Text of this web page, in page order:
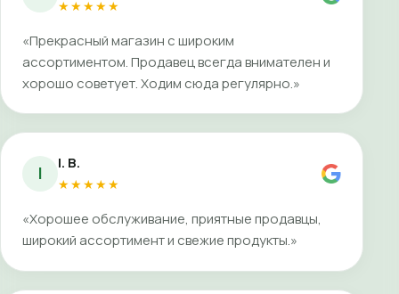
★★★★★
«Прекрасный магазин с широким
ассортиментом. Продавец всегда внимателен и
хорошо советует. Ходим сюда регулярно.»
I I. B.
★★★★★
«Хорошее обслуживание, приятные продавцы,
широкий ассортимент и свежие продукты.»